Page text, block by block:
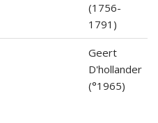
(1756-
1791)
Geert
D'hollander
(°1965)